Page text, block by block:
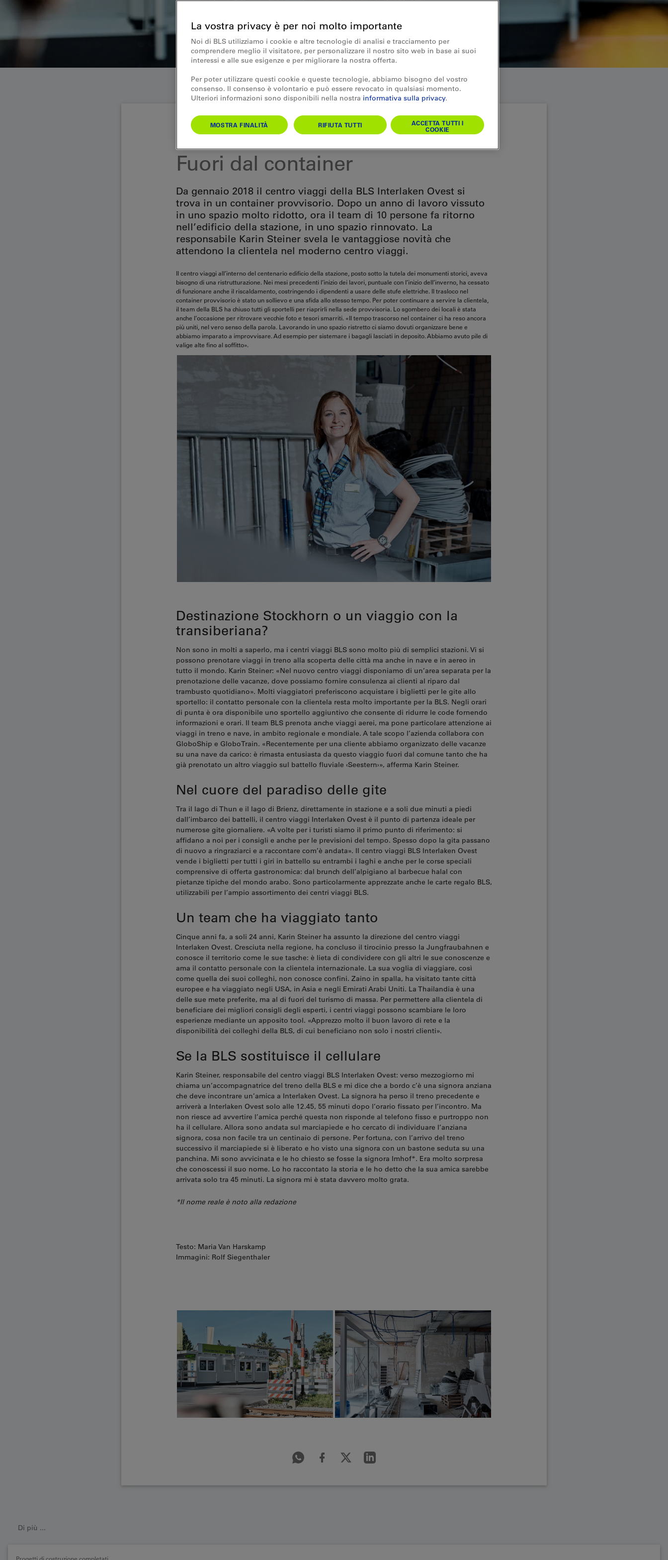
Fuori dal container
Da gennaio 2018 il centro viaggi della BLS Interlaken Ovest si
trova in un container provvisorio. Dopo un anno di lavoro vissuto
in uno spazio molto ridotto, ora il team di 10 persone fa ritorno
nell’edificio della stazione, in uno spazio rinnovato. La
responsabile Karin Steiner svela le vantaggiose novità che
attendono la clientela nel moderno centro viaggi.
Il centro viaggi all’interno del centenario edificio della stazione, posto sotto la tutela dei monumenti storici, aveva
bisogno di una ristrutturazione. Nei mesi precedenti l’inizio dei lavori, puntuale con l’inizio dell’inverno, ha cessato
di funzionare anche il riscaldamento, costringendo i dipendenti a usare delle stufe elettriche. Il trasloco nel
container provvisorio è stato un sollievo e una sfida allo stesso tempo. Per poter continuare a servire la clientela,
il team della BLS ha chiuso tutti gli sportelli per riaprirli nella sede provvisoria. Lo sgombero dei locali è stata
anche l’occasione per ritrovare vecchie foto e tesori smarriti. «Il tempo trascorso nel container ci ha reso ancora
più uniti, nel vero senso della parola. Lavorando in uno spazio ristretto ci siamo dovuti organizzare bene e
abbiamo imparato a improvvisare. Ad esempio per sistemare i bagagli lasciati in deposito. Abbiamo avuto pile di
valige alte fino al soffitto».
Destinazione Stockhorn o un viaggio con la
transiberiana?
Non sono in molti a saperlo, ma i centri viaggi BLS sono molto più di semplici stazioni. Vi si
possono prenotare viaggi in treno alla scoperta delle città ma anche in nave e in aereo in
tutto il mondo. Karin Steiner: «Nel nuovo centro viaggi disponiamo di un’area separata per la
prenotazione delle vacanze, dove possiamo fornire consulenza ai clienti al riparo dal
trambusto quotidiano». Molti viaggiatori preferiscono acquistare i biglietti per le gite allo
sportello: il contatto personale con la clientela resta molto importante per la BLS. Negli orari
di punta è ora disponibile uno sportello aggiuntivo che consente di ridurre le code fornendo
informazioni e orari. Il team BLS prenota anche viaggi aerei, ma pone particolare attenzione ai
viaggi in treno e nave, in ambito regionale e mondiale. A tale scopo l’azienda collabora con
GloboShip e GloboTrain. «Recentemente per una cliente abbiamo organizzato delle vacanze
su una nave da carico: è rimasta entusiasta da questo viaggio fuori dal comune tanto che ha
già prenotato un altro viaggio sul battello fluviale ‹Seestern›», afferma Karin Steiner.
Nel cuore del paradiso delle gite
Tra il lago di Thun e il lago di Brienz, direttamente in stazione e a soli due minuti a piedi
dall’imbarco dei battelli, il centro viaggi Interlaken Ovest è il punto di partenza ideale per
numerose gite giornaliere. «A volte per i turisti siamo il primo punto di riferimento: si
affidano a noi per i consigli e anche per le previsioni del tempo. Spesso dopo la gita passano
di nuovo a ringraziarci e a raccontare com’è andata». Il centro viaggi BLS Interlaken Ovest
vende i biglietti per tutti i giri in battello su entrambi i laghi e anche per le corse speciali
comprensive di offerta gastronomica: dal brunch dell’alpigiano al barbecue halal con
pietanze tipiche del mondo arabo. Sono particolarmente apprezzate anche le carte regalo BLS,
utilizzabili per l’ampio assortimento dei centri viaggi BLS.
Un team che ha viaggiato tanto
Cinque anni fa, a soli 24 anni, Karin Steiner ha assunto la direzione del centro viaggi
Interlaken Ovest. Cresciuta nella regione, ha concluso il tirocinio presso la Jungfraubahnen e
conosce il territorio come le sue tasche: è lieta di condividere con gli altri le sue conoscenze e
ama il contatto personale con la clientela internazionale. La sua voglia di viaggiare, così
come quella dei suoi colleghi, non conosce confini. Zaino in spalla, ha visitato tante città
europee e ha viaggiato negli USA, in Asia e negli Emirati Arabi Uniti. La Thailandia è una
delle sue mete preferite, ma al di fuori del turismo di massa. Per permettere alla clientela di
beneficiare dei migliori consigli degli esperti, i centri viaggi possono scambiare le loro
esperienze mediante un apposito tool. «Apprezzo molto il buon lavoro di rete e la
disponibilità dei colleghi della BLS, di cui beneficiano non solo i nostri clienti».
Se la BLS sostituisce il cellulare
Karin Steiner, responsabile del centro viaggi BLS Interlaken Ovest: verso mezzogiorno mi
chiama un’accompagnatrice del treno della BLS e mi dice che a bordo c’è una signora anziana
che deve incontrare un’amica a Interlaken Ovest. La signora ha perso il treno precedente e
arriverà a Interlaken Ovest solo alle 12.45, 55 minuti dopo l’orario fissato per l’incontro. Ma
non riesce ad avvertire l’amica perché questa non risponde al telefono fisso e purtroppo non
ha il cellulare. Allora sono andata sul marciapiede e ho cercato di individuare l’anziana
signora, cosa non facile tra un centinaio di persone. Per fortuna, con l’arrivo del treno
successivo il marciapiede si è liberato e ho visto una signora con un bastone seduta su una
panchina. Mi sono avvicinata e le ho chiesto se fosse la signora Imhof*. Era molto sorpresa
che conoscessi il suo nome. Lo ho raccontato la storia e le ho detto che la sua amica sarebbe
arrivata solo tra 45 minuti. La signora mi è stata davvero molto grata.
*Il nome reale è noto alla redazione
Testo: Maria Van Harskamp
Immagini: Rolf Siegenthaler
Di più ...
La vostra privacy è per noi molto importante
Noi di BLS utilizziamo i cookie e altre tecnologie di analisi e tracciamento per
comprendere meglio il visitatore, per personalizzare il nostro sito web in base ai suoi
interessi e alle sue esigenze e per migliorare la nostra offerta.
Per poter utilizzare questi cookie e queste tecnologie, abbiamo bisogno del vostro
consenso. Il consenso è volontario e può essere revocato in qualsiasi momento.
Ulteriori informazioni sono disponibili nella nostra informativa sulla privacy.
MOSTRA FINALITÀ RIFIUTA TUTTI
ACCETTA TUTTI I
COOKIE